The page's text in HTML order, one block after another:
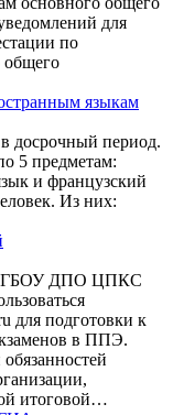
для
по
общего
языкам
досрочный период.
5 предметам:
и французский
Из них:
ГБОУ ДПО ЦПКС
для подготовки к
в ППЭ.
итоговой…